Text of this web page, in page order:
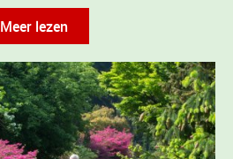
Meer lezen